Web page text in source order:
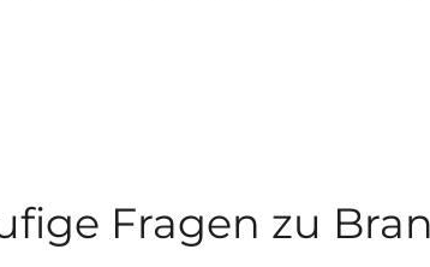
Fragen zu